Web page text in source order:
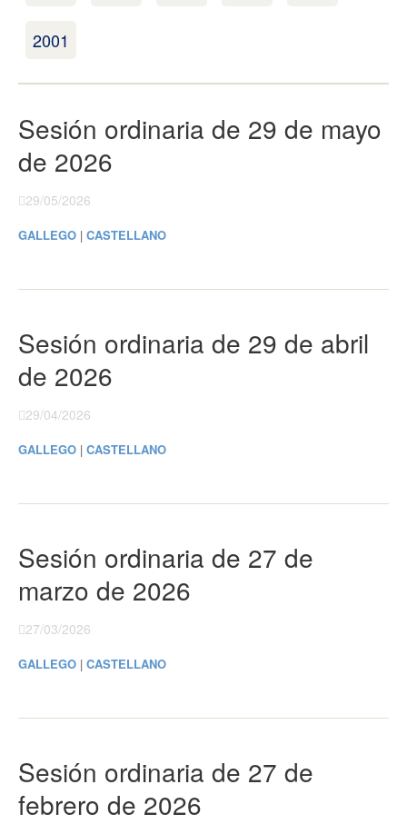
2001
Sesión ordinaria de 29 de mayo
de 2026
29/05/2026
GALLEGO | CASTELLANO
Sesión ordinaria de 29 de abril
de 2026
29/04/2026
GALLEGO | CASTELLANO
Sesión ordinaria de 27 de
marzo de 2026
27/03/2026
GALLEGO | CASTELLANO
Sesión ordinaria de 27 de
febrero de 2026